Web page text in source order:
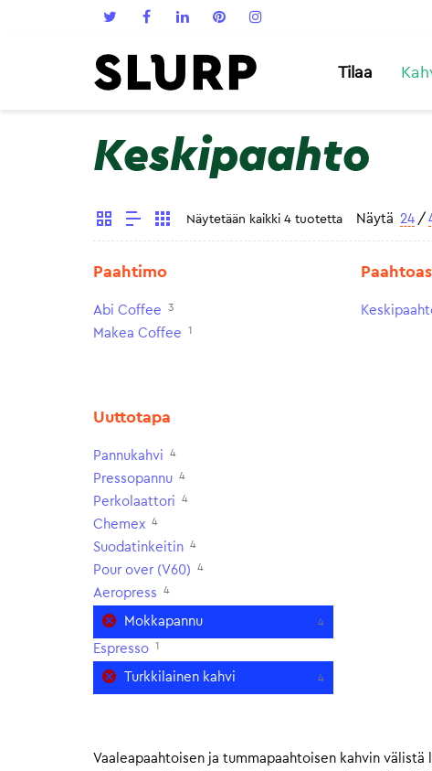
Tilaa
Keskipaahto
Näytetään kaikki 4 tuotetta Näytä 24 /
Paahtimo
Abi Coffee 3
Makea Coffee 1
Uuttotapa
Pannukahvi 4
Pressopannu 4
Perkolaattori 4
Chemex 4
Suodatinkeitin 4
Pour over (V60) 4
Aeropress 4
Mokkapannu 4
Espresso 1
Turkkilainen kahvi 4
Vaaleapaahtoisen ja tummapaahtoisen kahvin